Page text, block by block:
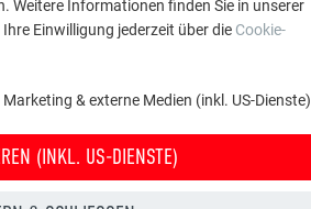
Weitere Informationen finden Sie in unserer
Ihre Einwilligung jederzeit über die Cookie-
Marketing & externe Medien (inkl. US-Dienste)
(INKL. US-DIENSTE)